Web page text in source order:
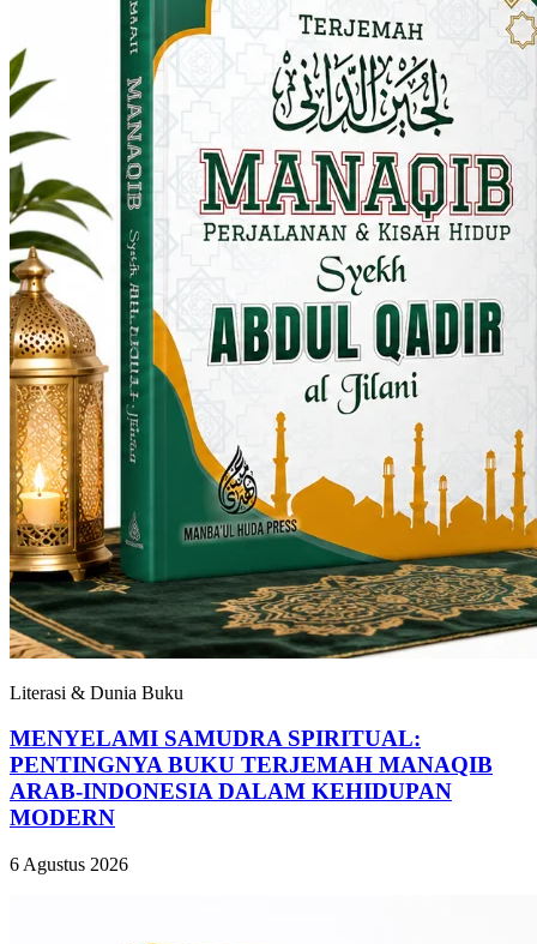
Literasi & Dunia Buku
MENYELAMI SAMUDRA SPIRITUAL:
PENTINGNYA BUKU TERJEMAH MANAQIB
ARAB-INDONESIA DALAM KEHIDUPAN
MODERN
6 Agustus 2026